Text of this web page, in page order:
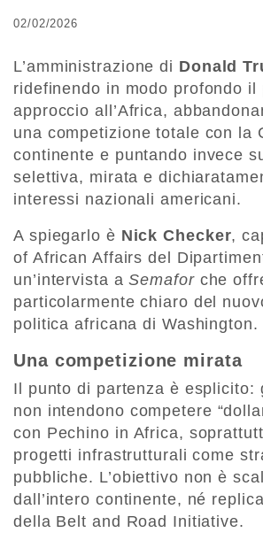
02/02/2026
L’amministrazione di Donald
ridefinendo in modo profondo il
approccio all’Africa,
una competizione totale con la
continente e puntando invece
selettiva, mirata e
interessi nazionali americani.
A spiegarlo è Nick Checker,
of African Affairs del
un’intervista aSemaforche
particolarmente chiaro del
politica africana di Washington.
Una competizione mirata
Il punto di partenza è esplicito:
non intendono competere
con Pechino in Africa,
progetti infrastrutturali come
pubbliche. L’obiettivo non è
dall’intero continente, né
della Belt and Road Initiative.